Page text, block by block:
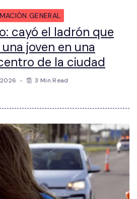
GENERAL
cayó el ladrón que
joven en una
de la ciudad
3 Min Read